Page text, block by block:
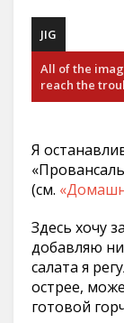
JIG
All of the
reach the
Я
(см.
Здесь хочу
добавляю
салата я
острее,
готовой